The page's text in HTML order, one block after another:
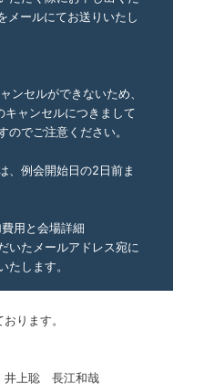
メールにてお送りいたし
ンセルができないため、
キャンセルにつきまして
のでご注意ください。
、例会開始日の2日前ま
用と会場詳細
いたメールアドレス宛に
たします。
ります。
上聡 長江和哉